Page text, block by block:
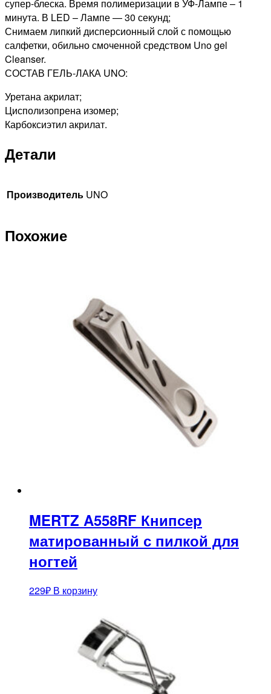
супер-блеска. Время полимеризации в УФ-Лампе – 1
минута. В LED – Лампе — 30 секунд;
Снимаем липкий дисперсионный слой с помощью
салфетки, обильно смоченной средством Uno gel
Cleanser.
СОСТАВ ГЕЛЬ-ЛАКА UNO:
Уретана акрилат;
Цисполизопрена изомер;
Карбоксиэтил акрилат.
Детали
Производитель UNO
Похожие
MERTZ A558RF Книпсер
матированный с пилкой для
ногтей
229₽ В корзину